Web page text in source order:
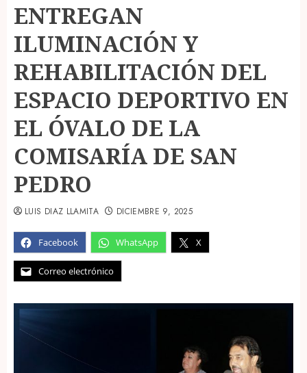
ENTREGAN
ILUMINACIÓN Y
REHABILITACIÓN DEL
ESPACIO DEPORTIVO EN
EL ÓVALO DE LA
COMISARÍA DE SAN
PEDRO
Facebook WhatsApp X
Correo electrónico
LUIS DIAZ LLAMITA DICIEMBRE 9, 2025